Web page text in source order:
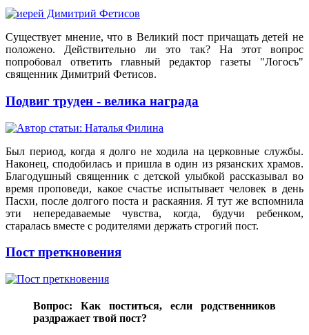
Существует мнение, что в Великий пост причащать детей не
положено. Действительно ли это так? На этот вопрос
попробовал ответить главный редактор газеты "Логосъ"
священник Димитрий Фетисов.
Подвиг труден - велика награда
Был период, когда я долго не ходила на церковные службы.
Наконец, сподобилась и пришла в один из рязанских храмов.
Благодушный священник с детской улыбкой рассказывал во
время проповеди, какое счастье испытывает человек в день
Пасхи, после долгого поста и раскаяния. Я тут же вспомнила
эти непередаваемые чувства, когда, будучи ребенком,
старалась вместе с родителями держать строгий пост.
Пост преткновения
Вопрос: Как поститься, если родственников
раздражает твой пост?